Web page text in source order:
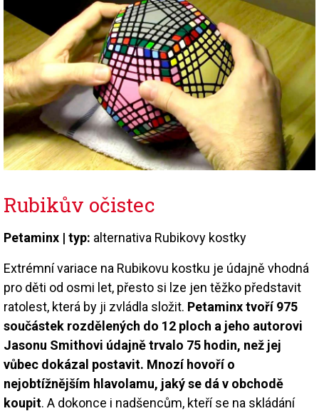
Rubikův očistec
Petaminx | typ: alternativa Rubikovy kostky
Extrémní variace na Rubikovu kostku je údajně vhodná
pro děti od osmi let, přesto si lze jen těžko představit
ratolest, která by ji zvládla složit. Petaminx tvoří 975
součástek rozdělených do 12 ploch a jeho autorovi
Jasonu Smithovi údajně trvalo 75 hodin, než jej
vůbec dokázal postavit. Mnozí hovoří o
nejobtížnějším hlavolamu, jaký se dá v obchodě
koupit. A dokonce i nadšencům, kteří se na skládání